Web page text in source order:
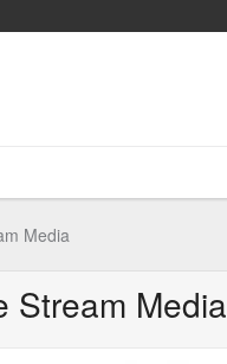
Media
Stream Media